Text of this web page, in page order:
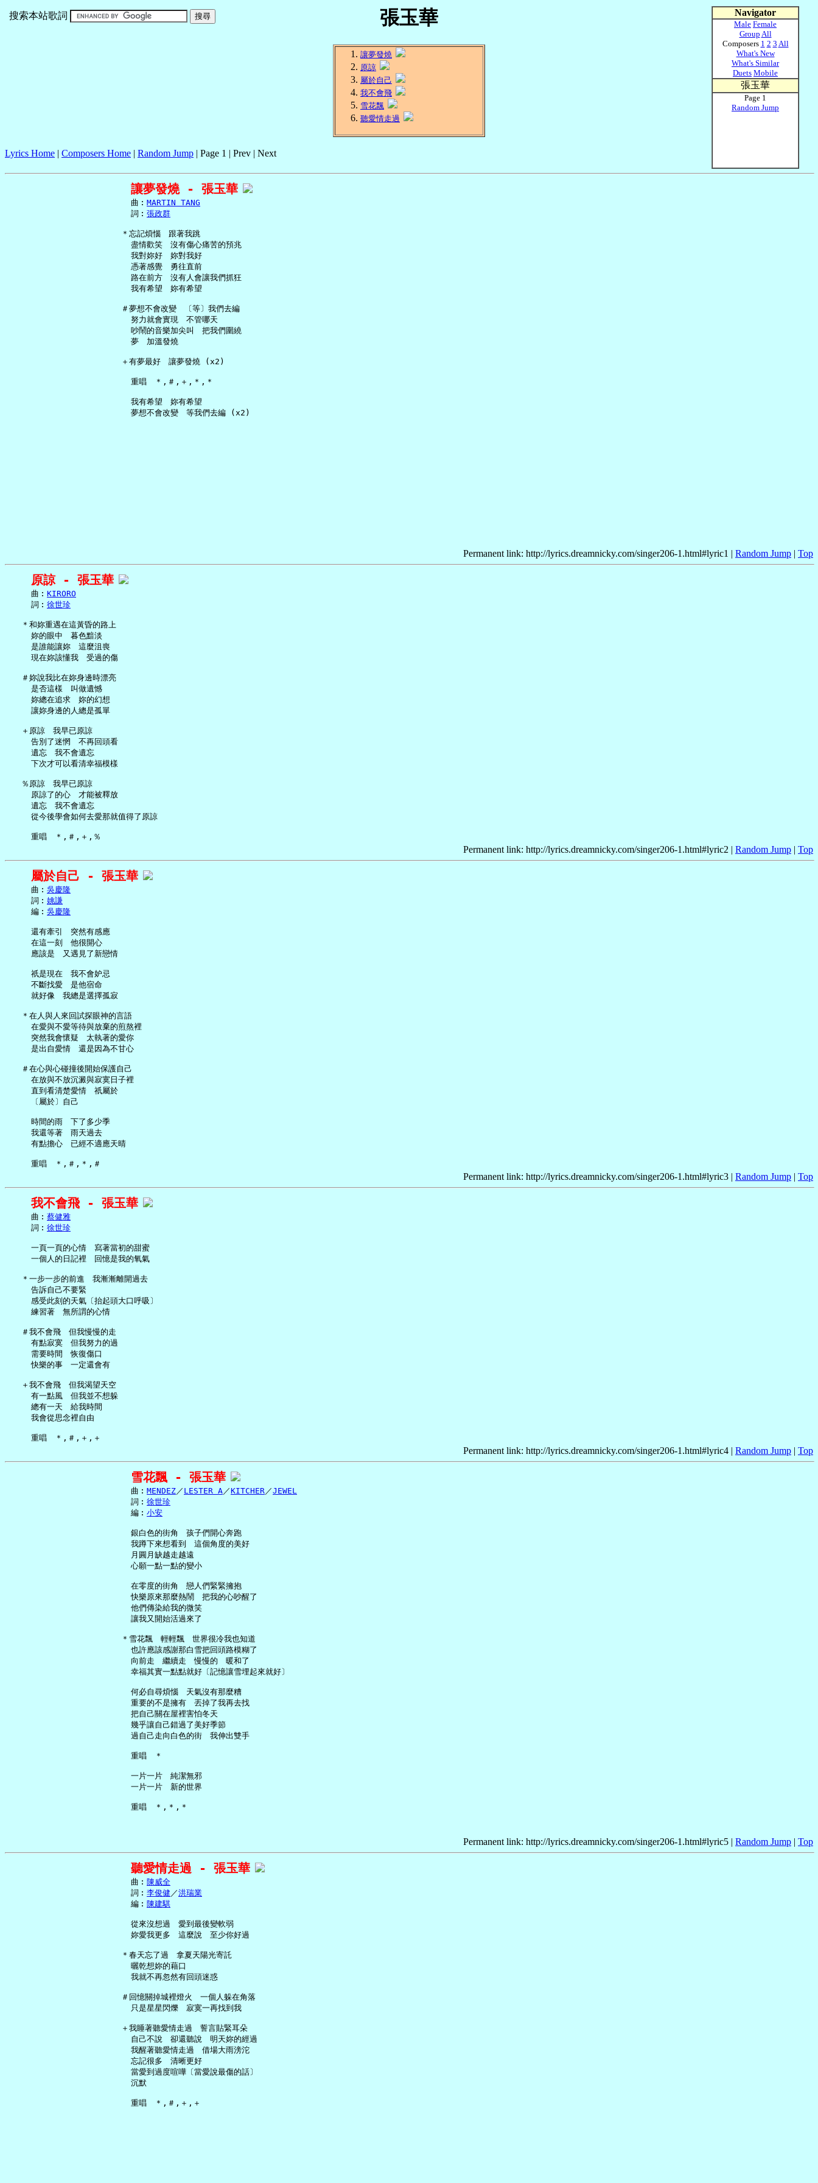
張玉華
搜索本站歌詞
讓夢發燒
原諒
屬於自己
我不會飛
雪花飄
聽愛情走過
Lyrics Home | Composers Home | Random Jump | Page 1 | Prev | Next
讓夢發燒 - 張玉華
     曲︰
MARTIN TANG
     詞︰
張政群
   ＊忘記煩惱　跟著我跳
     盡情歡笑　沒有傷心痛苦的預兆
     我對妳好　妳對我好
     憑著感覺　勇往直前
     路在前方　沒有人會讓我們抓狂
     我有希望　妳有希望
   ＃夢想不會改變　〔等〕我們去編
     努力就會實現　不管哪天
     吵鬧的音樂加尖叫　把我們圍繞
     夢　加溫發燒
   ＋有夢最好　讓夢發燒 (x2)
     重唱　＊,＃,＋,＊,＊
     我有希望　妳有希望
Permanent link: http://lyrics.dreamnicky.com/singer206-1.html#lyric1 | Random Jump | Top
原諒 - 張玉華
     曲︰
KIRORO
     詞︰
徐世珍
   ＊和妳重遇在這黃昏的路上
     妳的眼中　暮色黯淡
     是誰能讓妳　這麼沮喪
     現在妳該懂我　受過的傷
   ＃妳說我比在妳身邊時漂亮
     是否這樣　叫做遺憾
     妳總在追求　妳的幻想
     讓妳身邊的人總是孤單
   ＋原諒　我早已原諒
     告別了迷惘　不再回頭看
     遺忘　我不會遺忘
     下次才可以看清幸福模樣
   ％原諒　我早已原諒
     原諒了的心　才能被釋放
     遺忘　我不會遺忘
     從今後學會如何去愛那就值得了原諒
Permanent link: http://lyrics.dreamnicky.com/singer206-1.html#lyric2 | Random Jump | Top
屬於自己 - 張玉華
     曲︰
吳慶隆
     詞︰
姚謙
     編︰
吳慶隆
     還有牽引　突然有感應
     在這一刻　他很開心
     應該是　又遇見了新戀情
     祇是現在　我不會妒忌
     不斷找愛　是他宿命
     就好像　我總是選擇孤寂
   ＊在人與人來回試探眼神的言語
     在愛與不愛等待與放棄的煎熬裡
     突然我會懷疑　太執著的愛你
     是出自愛情　還是因為不甘心
   ＃在心與心碰撞後開始保護自己
     在放與不放沉澱與寂寞日子裡
     直到看清楚愛情　祇屬於
     〔屬於〕自己
     時間的雨　下了多少季
     我還等著　雨天過去
     有點擔心　已經不適應天晴
Permanent link: http://lyrics.dreamnicky.com/singer206-1.html#lyric3 | Random Jump | Top
我不會飛 - 張玉華
     曲︰
蔡健雅
     詞︰
徐世珍
     一頁一頁的心情　寫著當初的甜蜜
     一個人的日記裡　回憶是我的氧氣
   ＊一步一步的前進　我漸漸離開過去
     告訴自己不要緊
     感受此刻的天氣〔抬起頭大口呼吸〕
     練習著　無所謂的心情
   ＃我不會飛　但我慢慢的走
     有點寂寞　但我努力的過
     需要時間　恢復傷口
     快樂的事　一定還會有
   ＋我不會飛　但我渴望天空
     有一點風　但我並不想躲
     總有一天　給我時間
     我會從思念裡自由
Permanent link: http://lyrics.dreamnicky.com/singer206-1.html#lyric4 | Random Jump | Top
雪花飄 - 張玉華
     曲︰
MENDEZ／ LESTER A／KITCHER／JEWEL
     詞︰
徐世珍
     編︰
小安
     銀白色的街角　孩子們開心奔跑
     我蹲下來想看到　這個角度的美好
     月圓月缺越走越遠
     心願一點一點的變小
     在零度的街角　戀人們緊緊擁抱
     快樂原來那麼熱鬧　把我的心吵醒了
     他們傳染給我的微笑
     讓我又開始活過來了
   ＊雪花飄　輕輕飄　世界很冷我也知道
     也許應該感謝那白雪把回頭路模糊了
     向前走　繼續走　慢慢的　暖和了
     幸福其實一點點就好〔記憶讓雪埋起來就好〕
     何必自尋煩惱　天氣沒有那麼糟
     重要的不是擁有　丟掉了我再去找
     把自己關在屋裡害怕冬天
     幾乎讓自己錯過了美好季節
     過自己走向白色的街　我伸出雙手
     重唱　＊
     一片一片　純潔無邪
     一片一片　新的世界
Permanent link: http://lyrics.dreamnicky.com/singer206-1.html#lyric5 | Random Jump | Top
聽愛情走過 - 張玉華
     曲︰
陳威全
     詞︰
李俊健 ／洪瑞業
     編︰
陳建騏
     從來沒想過　愛到最後變軟弱
     妳愛我更多　這麼說　至少你好過
   ＊春天忘了過　拿夏天陽光寄託
     曬乾想妳的藉口
     我就不再忽然有回頭迷惑
   ＃回憶關掉城裡燈火　一個人躲在角落
     只是星星閃爍　寂寞一再找到我
   ＋我睡著聽愛情走過　誓言貼緊耳朵
     自己不說　卻還聽說　明天妳的經過
     我醒著聽愛情走過　借場大雨滂沱
     忘記很多　清晰更好
     當愛到過度喧嘩〔當愛說最傷的話〕
     沉默
Navigator
Male Female
Group All
Composers 1 2 3 All
What's New
What's Similar
Duets Mobile
張玉華
Page 1
Random Jump